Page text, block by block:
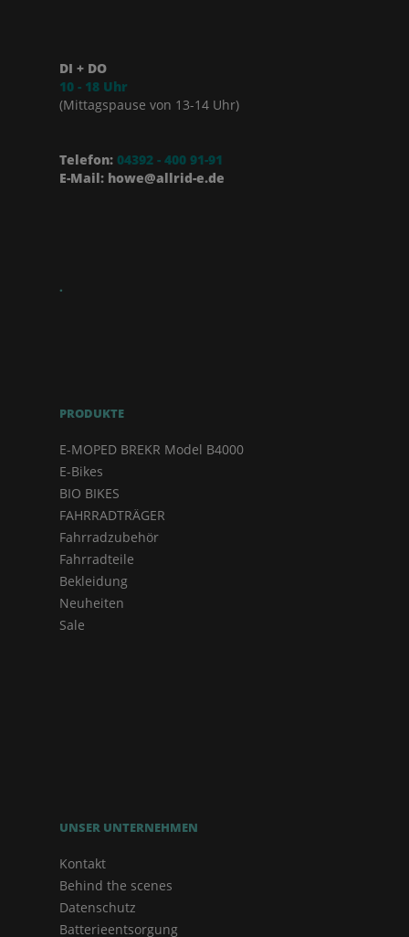
DI + DO
10 - 18 Uhr
(Mittagspause von 13-14 Uhr)
Telefon: 04392 - 400 91-91
E-Mail: howe@allrid-e.de
.
PRODUKTE
E-MOPED BREKR Model B4000
E-Bikes
BIO BIKES
FAHRRADTRÄGER
Fahrradzubehör
Fahrradteile
Bekleidung
Neuheiten
Sale
UNSER UNTERNEHMEN
Kontakt
Behind the scenes
Datenschutz
Batterieentsorgung